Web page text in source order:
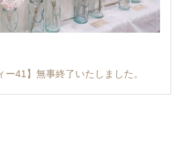
ー41】無事終了いたしました。